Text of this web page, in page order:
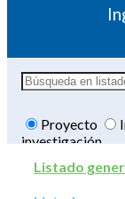
Proyecto
investigación
Listado